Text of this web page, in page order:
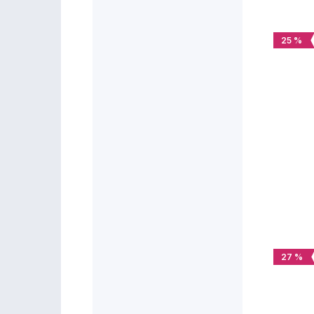
25 %
27 %